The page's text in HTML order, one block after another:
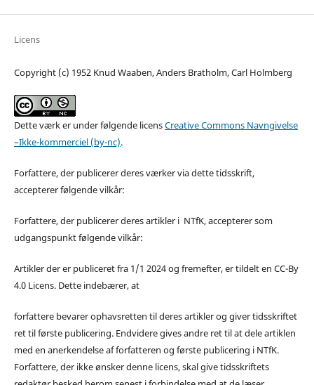
Licens
Copyright (c) 1952 Knud Waaben, Anders Bratholm, Carl Holmberg
Dette værk er under følgende licensCreative Commons Navngivelse
–Ikke-kommerciel (by-nc).
Forfattere, der publicerer deres værker via dette tidsskrift,
accepterer følgende vilkår:
Forfattere, der publicerer deres artikler i NTfK, accepterer som
udgangspunkt følgende vilkår:
Artikler der er publiceret fra 1/1 2024 og fremefter, er tildelt en CC-By
4.0 Licens. Dette indebærer, at
forfattere bevarer ophavsretten til deres artikler og giver tidsskriftet
ret til første publicering. Endvidere gives andre ret til at dele artiklen
med en anerkendelse af forfatteren og første publicering i NTfK.
Forfattere, der ikke ønsker denne licens, skal give tidsskriftets